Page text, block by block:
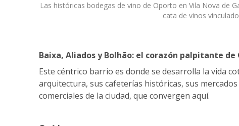
Las históricas bodegas de vino de Oporto en Vila Nova de
cata de vinos
Baixa, Aliados y Bolhão: el corazón palpitante de
Este céntrico barrio es donde se desarrolla la vida
arquitectura, sus cafeterías históricas, sus
comerciales de la ciudad, que convergen aquí.